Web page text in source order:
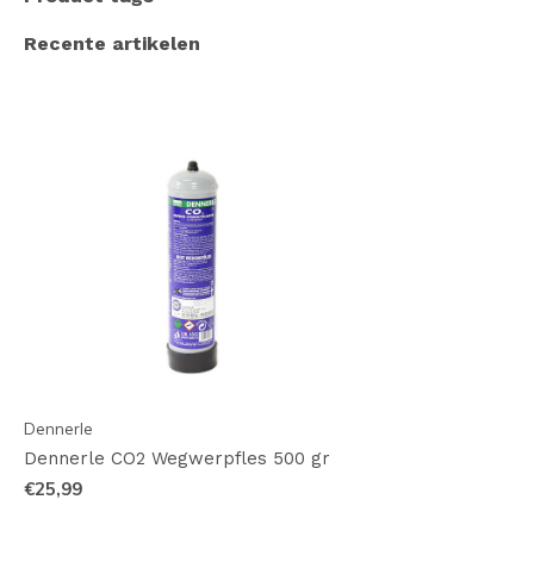
Recente artikelen
Dennerle
Dennerle CO2 Wegwerpfles 500 gr
€25,99